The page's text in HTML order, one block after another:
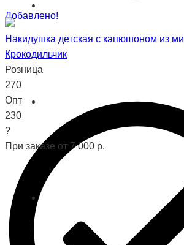
Добавлено!
Накидушка детская с капюшоном из
Крокодильчик
Розница
270
Опт
230
?
При заказе от 7 000 р.